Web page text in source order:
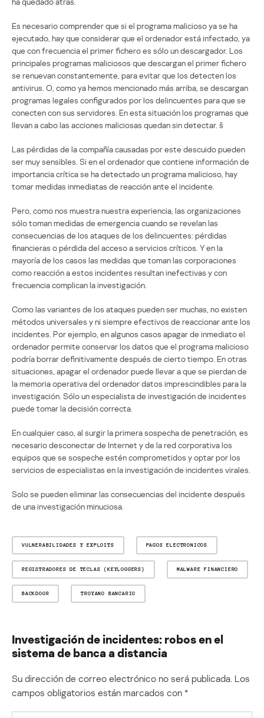
Es necesario comprender que si el programa malicioso ya se ha
ejecutado, hay que considerar que el ordenador está infectado, ya
que con frecuencia el primer fichero es sólo un descargador. Los
principales programas maliciosos que descargan el primer fichero
se renuevan constantemente, para evitar que los detecten los
antivirus. O, como ya hemos mencionado más arriba, se descargan
programas legales configurados por los delincuentes para que se
conecten con sus servidores. En esta situación los programas que
llevan a cabo las acciones maliciosas quedan sin detectar. š
Las pérdidas de la compañía causadas por este descuido pueden
ser muy sensibles. Si en el ordenador que contiene información de
importancia crítica se ha detectado un programa malicioso, hay
tomar medidas inmediatas de reacción ante el incidente.
Pero, como nos muestra nuestra experiencia, las organizaciones
sólo toman medidas de emergencia cuando se revelan las
consecuencias de los ataques de los delincuentes: pérdidas
financieras o pérdida del acceso a servicios críticos. Y en la
mayoría de los casos las medidas que toman las corporaciones
como reacción a estos incidentes resultan inefectivas y con
frecuencia complican la investigación.
Como las variantes de los ataques pueden ser muchas, no existen
métodos universales y ni siempre efectivos de reaccionar ante los
incidentes. Por ejemplo, en algunos casos apagar de inmediato el
ordenador permite conservar los datos que el programa malicioso
podría borrar definitivamente después de cierto tiempo. En otras
situaciones, apagar el ordenador puede llevar a que se pierdan de
la memoria operativa del ordenador datos imprescindibles para la
investigación. Sólo un especialista de investigación de incidentes
puede tomar la decisión correcta.
En cualquier caso, al surgir la primera sospecha de penetración, es
necesario desconectar de Internet y de la red corporativa los
equipos que se sospeche estén comprometidos y optar por los
servicios de especialistas en la investigación de incidentes virales.
Solo se pueden eliminar las consecuencias del incidente después
de una investigación minuciosa.
VULNERABILIDADES Y EXPLOITS PAGOS ELECTRONICOS
REGISTRADORES DE TECLAS (KEYLOGGERS) MALWARE FINANCIERO
BACKDOOR TROYANO BANCARIO
Investigación de incidentes: robos en el
sistema de banca a distancia
Su dirección de correo electrónico no será publicada. Los
campos obligatorios están marcados con *